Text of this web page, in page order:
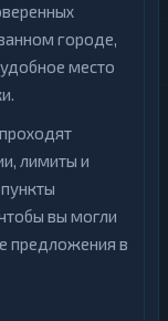
городе,
место
лимиты и
вы могли
предложения в